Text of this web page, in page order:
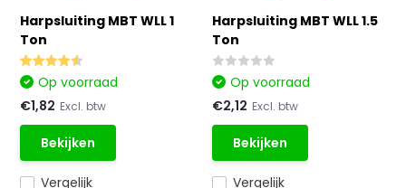
Harpsluiting MBT WLL 1
Ton
Vergelijk
Op voorraad
€1,82 Excl. btw
Bekijken
Harpsluiting MBT WLL 1.5
Ton
Vergelijk
Op voorraad
€2,12 Excl. btw
Bekijken